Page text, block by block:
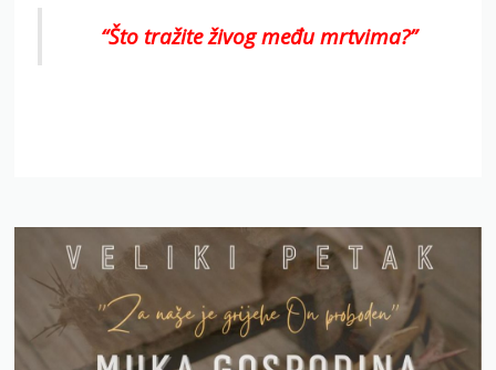
“Što tražite živog među mrtvima?”